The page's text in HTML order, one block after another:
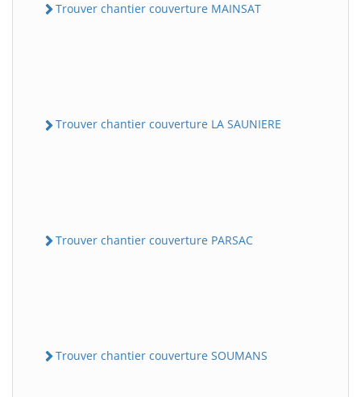
Trouver chantier couverture MAINSAT
Trouver chantier couverture LA SAUNIERE
Trouver chantier couverture PARSAC
Trouver chantier couverture SOUMANS